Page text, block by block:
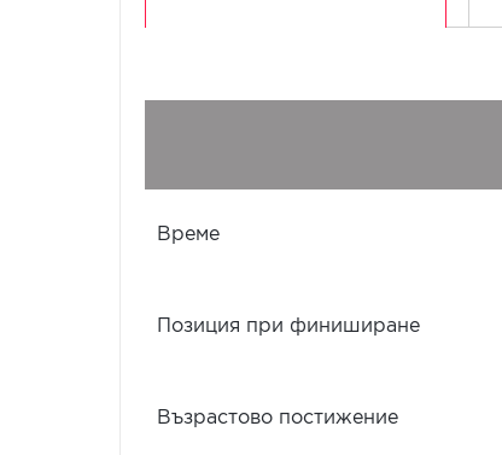
Време
Позиция при финиширане
Възрастово постижение